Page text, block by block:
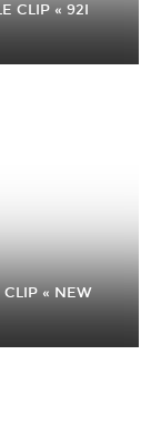
CLIP « 92I
CLIP « NEW